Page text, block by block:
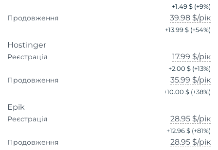
+1.49 $ (+9%)
Продовження 39.98 $/рік
+13.99 $ (+54%)
Hostinger
Реєстрація 17.99 $/рік
+2.00 $ (+13%)
Продовження 35.99 $/рік
+10.00 $ (+38%)
Epik
Реєстрація 28.95 $/рік
+12.96 $ (+81%)
Продовження 28.95 $/рік